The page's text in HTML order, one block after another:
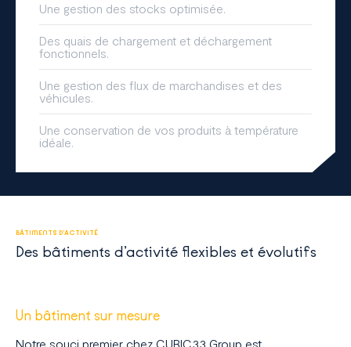
Une gestion des stocks optimisée.
Des quais de chargement et déchargement
fonctionnels.
Une gestion des flux de marchandises et des
véhicules.
Une conservation de vos produits à température
idéale.
BÂTIMENTS D’ACTIVITÉ
Des bâtiments d’activité flexibles et évolutifs
Un bâtiment sur mesure
Notre souci premier chez CUBIC33 Group est